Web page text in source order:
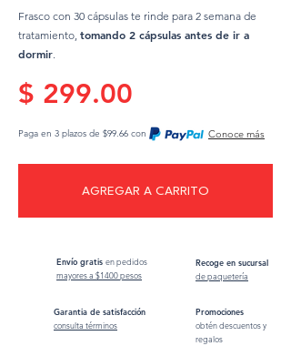
Frasco con 30 cápsulas te rinde para 2 semana de
tratamiento, tomando 2 cápsulas antes de ir a
dormir.
$ 299.00
Paga en 3 plazos de $99.66 con Conoce más
AGREGAR A CARRITO
Envío gratis en pedidos
mayores a $1400 pesos
Recoge en sucursal
de paquetería
Garantia de satisfacción
consulta términos
Promociones
obtén descuentos y
regalos